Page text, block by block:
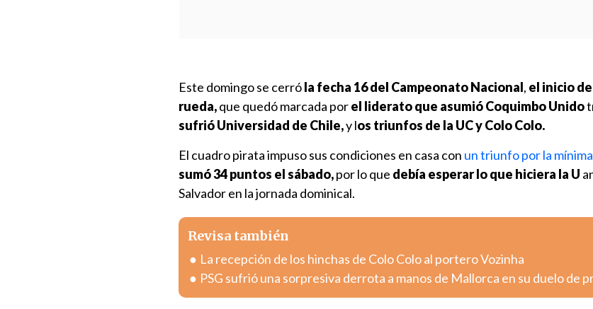
Este domingo se cerróla fecha 16 del Campeonato Nacional, el inicio
rueda,que quedó marcada porel liderato que asumió Coquimbo Unido
sufrió Universidad de Chile,y los triunfos de la UC y Colo Colo.
El cuadro pirata impuso sus condiciones en casa con un triunfo por la
sumó 34 puntos el sábado,por lo que debía esperar lo que hiciera la U
Salvador en la jornada dominical.
Revisa también
La recepción de los hinchas de Colo Colo al portero Vozinha
PSG sufrió una sorpresiva derrota a manos de Mallorca en su duelo de